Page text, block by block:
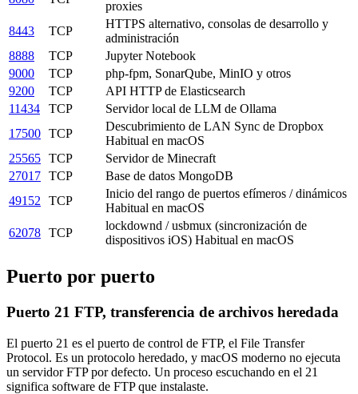
proxies
8443
TCP
HTTPS alternativo, consolas de desarrollo y
administración
8888
TCP
Jupyter Notebook
9000
TCP
php-fpm, SonarQube, MinIO y otros
9200
TCP
API HTTP de Elasticsearch
11434
TCP
Servidor local de LLM de Ollama
17500 TCP
Descubrimiento de LAN Sync de Dropbox
Habitual en macOS
25565 TCP
Servidor de Minecraft
27017 TCP
Base de datos MongoDB
49152
TCP
Inicio del rango de puertos efímeros / dinámicos
Habitual en macOS
62078 TCP
lockdownd / usbmux (sincronización de
dispositivos iOS) Habitual en macOS
Puerto por puerto
Puerto 21 FTP, transferencia de archivos heredada
El puerto 21 es el puerto de control de FTP, el File Transfer
Protocol. Es un protocolo heredado, y macOS moderno no ejecuta
un servidor FTP por defecto. Un proceso escuchando en el 21
significa software de FTP que instalaste.